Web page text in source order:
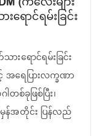
ရောင်ရမ်းခြင်း
းရောင်ရမ်းခြင်း
အရေပြားလက္ခဏာ
တစ်ခုဖြစ်ပြီး၊
န်အတိုင်း ပြန်လည်